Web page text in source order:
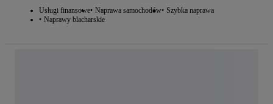
Usługi finansowe Naprawa samochodów Szybka naprawa
Naprawy blacharskie